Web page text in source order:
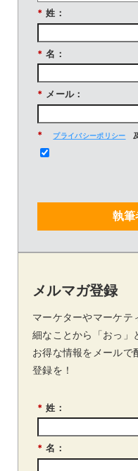
* 姓：
* 名：
* メール：
* プライバシーポリシー
執筆
メルマガ登録
マーケターやマーケテ
細なことから「おっ」
お得な情報をメールで
登録を！
* 姓：
* 名：